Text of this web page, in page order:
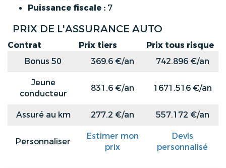
Puissance fiscale : 7
PRIX DE L'ASSURANCE AUTO
Contrat Prix tiers
Prix tous risque
Bonus 50
369.6 €/an
742.896 €/an
Jeune
conducteur
831.6 €/an 1671.516 €/an
Assuré au km 277.2 €/an 557.172 €/an
Personnaliser
Estimer mon
prix
Devis
personnalisé